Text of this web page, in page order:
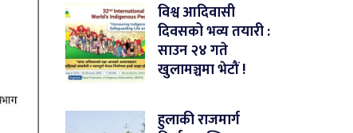
विश्व आदिवासी
दिवसको भव्य तयारी :
साउन २४ गते
खुलामञ्चमा भेटौं !
हुलाकी राजमार्ग